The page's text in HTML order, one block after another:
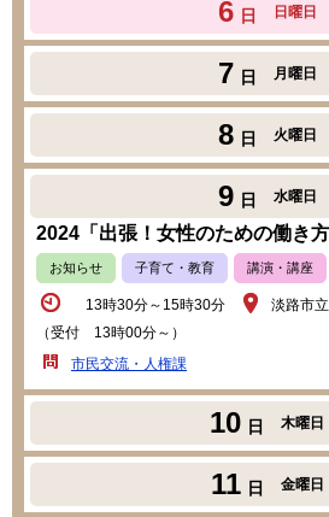
6 日 日曜日
7 日 月曜日
8 日 火曜日
9 日 水曜日
2024「出張！女性のための働き
お知らせ 子育て・教育 講演・講座
13時30分～15時30分
（受付 13時00分～）
淡路市
市民交流・人権課
10 日 木曜日
11 日 金曜日